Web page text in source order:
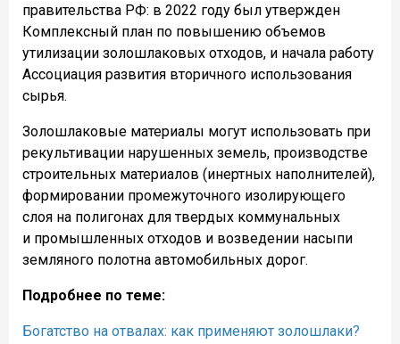
правительства РФ: в 2022 году был утвержден
Комплексный план по повышению объемов
утилизации золошлаковых отходов, и начала работу
Ассоциация развития вторичного использования
сырья.
Золошлаковые материалы могут использовать при
рекультивации нарушенных земель, производстве
строительных материалов (инертных наполнителей),
формировании промежуточного изолирующего
слоя на полигонах для твердых коммунальных
и промышленных отходов и возведении насыпи
земляного полотна автомобильных дорог.
Подробнее по теме:
Богатство на отвалах: как применяют золошлаки?